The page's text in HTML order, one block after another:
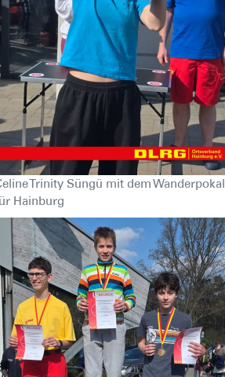
Trinity Süngü mit dem Wanderpokal
Hainburg